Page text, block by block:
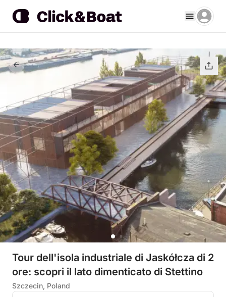
Tour dell'isola industriale di Jaskółcza di 2
ore: scopri il lato dimenticato di Stettino
Szczecin, Poland